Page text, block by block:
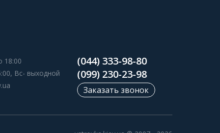
18:00
Вс- выходной
(044) 333-98-80
(099) 230-23-98
Заказать звонок